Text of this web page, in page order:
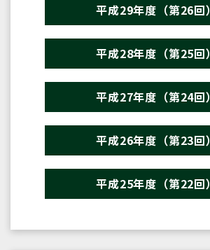
平成29年度（第26回）
平成28年度（第25回）
平成27年度（第24回）
平成26年度（第23回）
平成25年度（第22回）